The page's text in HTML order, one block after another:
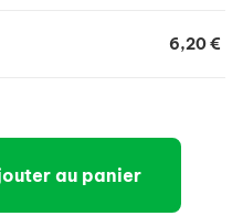
6,20 €
au panier